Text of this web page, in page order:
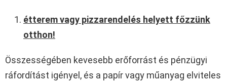
étterem vagy pizzarendelés helyett főzzünk
otthon!
Összességében kevesebb erőforrást és pénzügyi
ráfordítást igényel, és a papír vagy műanyag elviteles